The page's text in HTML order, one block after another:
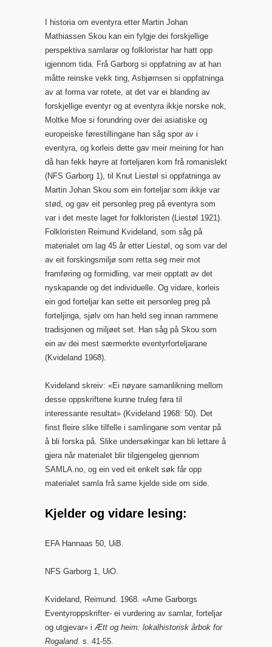
I historia om eventyra etter Martin Johan
Mathiassen Skou kan ein fylgje dei forskjellige
perspektiva samlarar og folkloristar har hatt opp
igjennom tida. Frå Garborg si oppfatning av at han
måtte reinske vekk ting, Asbjørnsen si oppfatninga
av at forma var rotete, at det var ei blanding av
forskjellige eventyr og at eventyra ikkje norske nok,
Moltke Moe si forundring over dei asiatiske og
europeiske førestillingane han såg spor av i
eventyra, og korleis dette gav meir meining for han
då han fekk høyre at forteljaren kom frå romanislekt
(NFS Garborg 1), til Knut Liestøl si oppfatninga av
Martin Johan Skou som ein forteljar som ikkje var
stød, og gav eit personleg preg på eventyra som
var i det meste laget for folkloristen (Liestøl 1921).
Folkloristen Reimund Kvideland, som såg på
materialet om lag 45 år etter Liestøl, og som var del
av eit forskingsmiljø som retta seg meir mot
framføring og formidling, var meir opptatt av det
nyskapande og det individuelle. Og vidare, korleis
ein god forteljar kan sette eit personleg preg på
forteljinga, sjølv om han held seg innan rammene
tradisjonen og miljøet set. Han såg på Skou som
ein av dei mest særmerkte eventyrforteljarane
(Kvideland 1968).
Kvideland skreiv: «Ei nøyare samanlikning mellom
desse oppskriftene kunne truleg føra til
interessante resultat» (Kvideland 1968: 50). Det
finst fleire slike tilfelle i samlingane som ventar på
å bli forska på. Slike undersøkingar kan bli lettare å
gjera når materialet blir tilgjengeleg gjennom
SAMLA.no, og ein ved eit enkelt søk får opp
materialet samla frå same kjelde side om side.
Kjelder og vidare lesing:
EFA Hannaas 50, UiB.
NFS Garborg 1, UiO.
Kvideland, Reimund. 1968. «Arne Garborgs
Eventyroppskrifter- ei vurdering av samlar, forteljar
og utgjevar» iÆtt og heim: lokalhistorisk årbok for
Rogaland. s. 41-55.